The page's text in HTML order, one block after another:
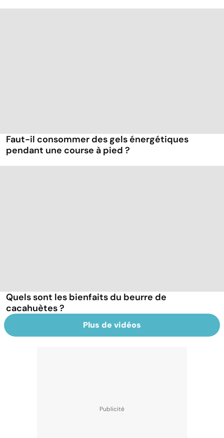
Faut-il consommer des gels énergétiques
pendant une course à pied ?
Quels sont les bienfaits du beurre de
cacahuètes ?
Plus de vidéos